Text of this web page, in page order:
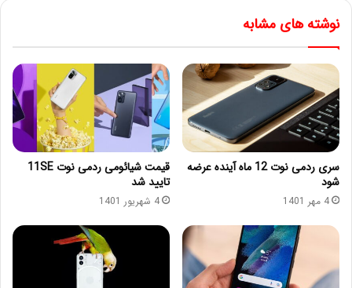
نوشته های مشابه
سری ردمی نوت 12 ماه آینده عرضه
شود
4 مهر 1401
قیمت شیائومی ردمی نوت 11SE
تایید شد
4 شهریور 1401